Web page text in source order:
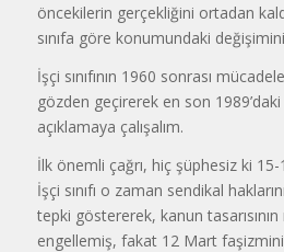
öncekilerin gerçekliğini ortadan
sınıfa göre konumundaki
İşçi sınıfının 1960 sonrası
gözden geçirerek en son 1989’daki
açıklamaya çalışalım.
İlk önemli çağrı, hiç şüphesiz ki 15-
İşçi sınıfı o zaman sendikal
tepki göstererek, kanun
engellemiş, fakat 12 Mart